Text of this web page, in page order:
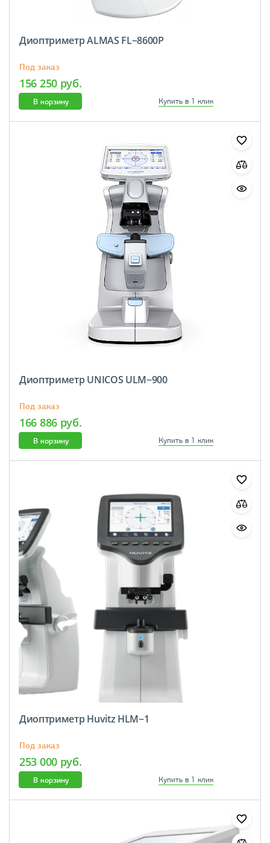
Диоптриметр ALMAS FL−8600P
Под заказ
156 250 руб.
В корзину Купить в 1 клик
Диоптриметр UNICOS ULM−900
Под заказ
166 886 руб.
В корзину Купить в 1 клик
Диоптриметр Huvitz HLM−1
Под заказ
253 000 руб.
В корзину Купить в 1 клик